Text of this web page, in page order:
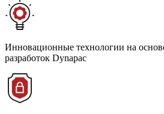
Инновационные технологии на
разработок Dynapac